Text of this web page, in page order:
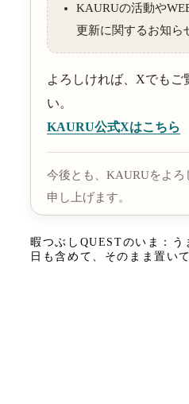
KAURUの活動や
更新に関するお知ら
よろしければ、Xでもご
い。
KAURU公式Xはこちら
今後とも、KAURUをよろ
申し上げます。
暇つぶしQUESTのいま：う
日も含めて、そのまま置い